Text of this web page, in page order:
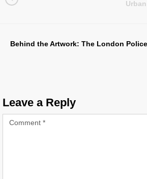
Behind the Artwork: The London Police
Leave a Reply